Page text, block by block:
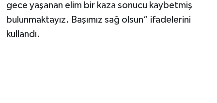
gece yaşanan elim bir kaza sonucu kaybetmiş
bulunmaktayız. Başımız sağ olsun” ifadelerini
kullandı.